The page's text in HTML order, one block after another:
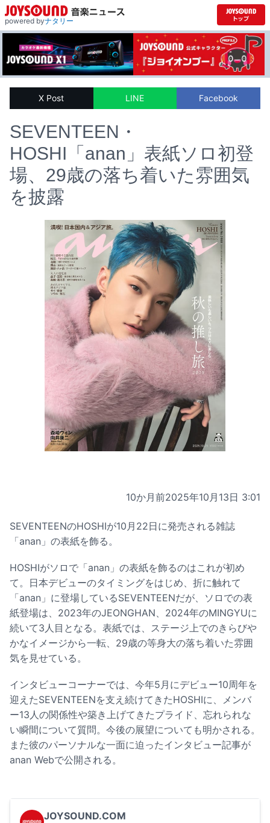
powered byナタリー
X Post LINE Facebook
SEVENTEEN・
HOSHI「anan」表紙ソロ初登
場、29歳の落ち着いた雰囲気
を披露
10か月前2025年10月13日 3:01
SEVENTEENのHOSHIが10月22日に発売される雑誌
「anan」の表紙を飾る。
HOSHIがソロで「anan」の表紙を飾るのはこれが初め
て。日本デビューのタイミングをはじめ、折に触れて
「anan」に登場しているSEVENTEENだが、ソロでの表
紙登場は、2023年のJEONGHAN、2024年のMINGYUに
続いて3人目となる。表紙では、ステージ上でのきらびや
かなイメージから一転、29歳の等身大の落ち着いた雰囲
気を見せている。
インタビューコーナーでは、今年5月にデビュー10周年を
迎えたSEVENTEENを支え続けてきたHOSHIに、メンバ
ー13人の関係性や築き上げてきたプライド、忘れられな
い瞬間について質問。今後の展望についても明かされる。
また彼のパーソナルな一面に迫ったインタビュー記事が
anan Webで公開される。
JOYSOUND.COM